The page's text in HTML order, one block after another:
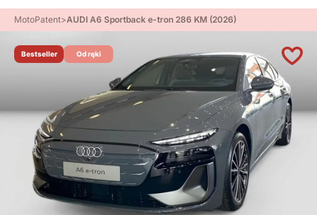
MotoPatent>AUDI A6 Sportback e-tron 286 KM (2026)
Bestseller Od ręki